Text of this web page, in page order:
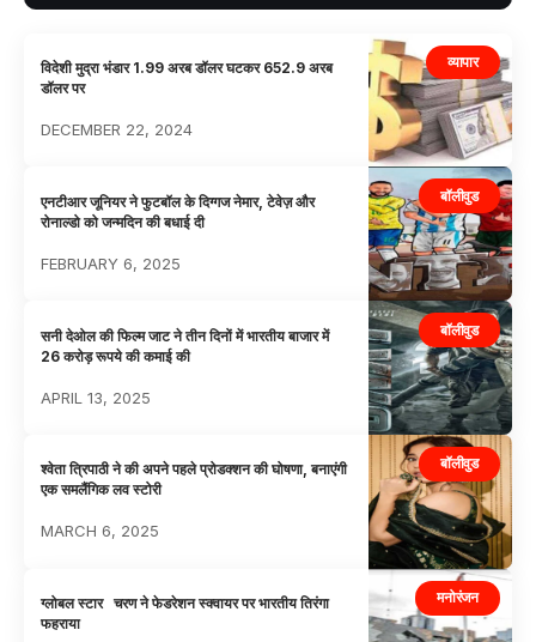
व्यापार
विदेशी मुद्रा भंडार 1.99 अरब डॉलर घटकर 652.9 अरब
डॉलर पर
DECEMBER 22, 2024
बॉलीवुड
एनटीआर जूनियर ने फुटबॉल के दिग्गज नेमार, टेवेज़ और
रोनाल्डो को जन्मदिन की बधाई दी
FEBRUARY 6, 2025
बॉलीवुड
सनी देओल की फिल्म जाट ने तीन दिनों में भारतीय बाजार में
26 करोड़ रूपये की कमाई की
APRIL 13, 2025
बॉलीवुड
श्वेता त्रिपाठी ने की अपने पहले प्रोडक्शन की घोषणा, बनाएंगी
एक समलैंगिक लव स्टोरी
MARCH 6, 2025
मनोरंजन
ग्लोबल स्टार चरण ने फेडरेशन स्क्वायर पर भारतीय तिरंगा
फहराया